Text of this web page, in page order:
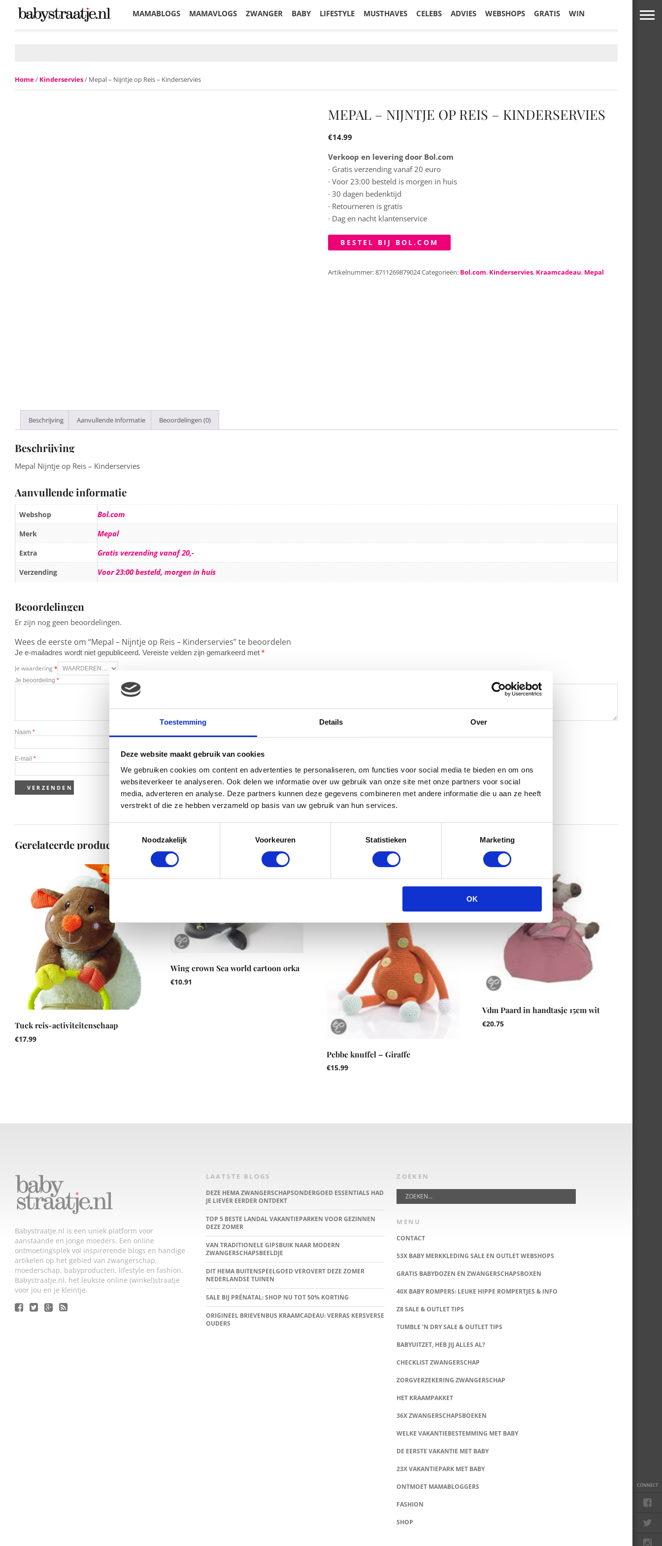
Toestemming Details Over
Deze website maakt gebruik van cookies
We gebruiken cookies om content en advertenties te personaliseren, om functies voor social media te bieden en om ons
websiteverkeer te analyseren. Ook delen we informatie over uw gebruik van onze site met onze partners voor social
media, adverteren en analyse. Deze partners kunnen deze gegevens combineren met andere informatie die u aan ze heeft
verstrekt of die ze hebben verzameld op basis van uw gebruik van hun services.
Noodzakelijk
Voorkeuren Statistieken Marketing
OK
CONNECT
MAMABLOGS MAMAVLOGS ZWANGER BABY LIFESTYLE MUSTHAVES CELEBS ADVIES WEBSHOPS GRATIS WIN
Home/ Kinderservies/ Mepal – Nijntje op Reis – Kinderservies
MEPAL – NIJNTJE OP REIS – KINDERSERVIES
€14.99
Verkoop en levering door Bol.com
· Gratis verzending vanaf 20 euro
· Voor 23:00 besteld is morgen in huis
· 30 dagen bedenktijd
· Retourneren is gratis
· Dag en nacht klantenservice
BESTEL BIJ BOL.COM
Artikelnummer:8711269879024Categorieën: Bol.com, Kinderservies, Kraamcadeau, Mepal
Beschrijving Aanvullende informatie Beoordelingen (0)
Beschrijving
Mepal Nijntje op Reis – Kinderservies
Aanvullende informatie
Webshop Bol.com
Merk Mepal
Extra Gratis verzending vanaf 20,-
Verzending Voor 23:00 besteld, morgen in huis
Beoordelingen
Er zijn nog geen beoordelingen.
Wees de eerste om “Mepal – Nijntje op Reis – Kinderservies” te beoordelen
Je e-mailadres wordt niet gepubliceerd. Vereiste velden zijn gemarkeerd met *
Je waardering *
Je beoordeling *
Naam *
E-mail *
Gerelateerde producten
Tuck reis-activiteitenschaap
€17.99
Wing crown Sea world cartoon orka
€10.91
Pebbe knuffel – Giraffe
€15.99
Vdm Paard in handtasje 15cm wit
€20.75
Babystraatje.nl is een uniek platform voor
aanstaande en jonge moeders. Een online
ontmoetingsplek vol inspirerende blogs en handige
artikelen op het gebied van zwangerschap,
moederschap, babyproducten, lifestyle en fashion.
Babystraatje.nl, het leukste online (winkel)straatje
voor jou en je kleintje.
LAATSTE BLOGS
DEZE HEMA ZWANGERSCHAPSONDERGOED ESSENTIALS HAD
JE LIEVER EERDER ONTDEKT
TOP 5 BESTE LANDAL VAKANTIEPARKEN VOOR GEZINNEN
DEZE ZOMER
VAN TRADITIONELE GIPSBUIK NAAR MODERN
ZWANGERSCHAPSBEELDJE
DIT HEMA BUITENSPEELGOED VEROVERT DEZE ZOMER
NEDERLANDSE TUINEN
SALE BIJ PRÉNATAL: SHOP NU TOT 50% KORTING
ORIGINEEL BRIEVENBUS KRAAMCADEAU: VERRAS KERSVERSE
OUDERS
ZOEKEN
MENU
CONTACT
53X BABY MERKKLEDING SALE EN OUTLET WEBSHOPS
GRATIS BABYDOZEN EN ZWANGERSCHAPSBOXEN
40X BABY ROMPERS: LEUKE HIPPE ROMPERTJES & INFO
Z8 SALE & OUTLET TIPS
TUMBLE ‘N DRY SALE & OUTLET TIPS
BABYUITZET, HEB JIJ ALLES AL?
CHECKLIST ZWANGERSCHAP
ZORGVERZEKERING ZWANGERSCHAP
HET KRAAMPAKKET
36X ZWANGERSCHAPSBOEKEN
WELKE VAKANTIEBESTEMMING MET BABY
DE EERSTE VAKANTIE MET BABY
23X VAKANTIEPARK MET BABY
ONTMOET MAMABLOGGERS
FASHION
SHOP